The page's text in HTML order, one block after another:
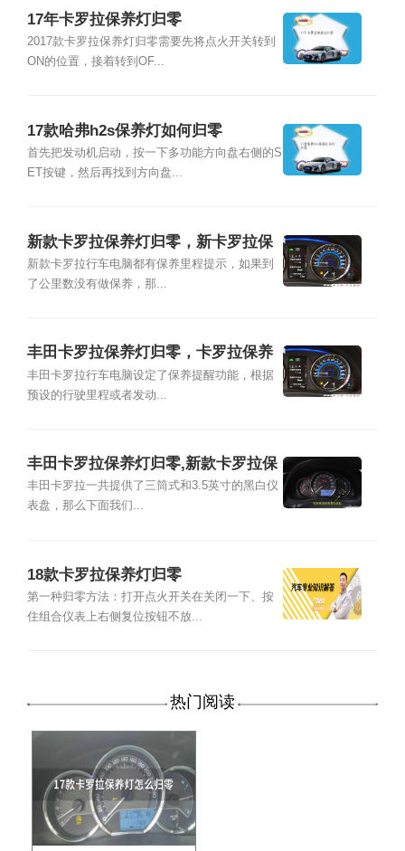
17年卡罗拉保养灯归零
2017款卡罗拉保养灯归零需要先将点火开关转到
ON的位置，接着转到OF...
17款哈弗h2s保养灯如何归零
首先把发动机启动，按一下多功能方向盘右侧的S
ET按键，然后再找到方向盘...
新款卡罗拉保养灯归零，新卡罗拉保
养灯归零
新款卡罗拉行车电脑都有保养里程提示，如果到
了公里数没有做保养，那...
丰田卡罗拉保养灯归零，卡罗拉保养
灯归零方法
丰田卡罗拉行车电脑设定了保养提醒功能，根据
预设的行驶里程或者发动...
丰田卡罗拉保养灯归零,新款卡罗拉保
养灯归零
丰田卡罗拉一共提供了三筒式和3.5英寸的黑白仪
表盘，那么下面我们...
18款卡罗拉保养灯归零
第一种归零方法：打开点火开关在关闭一下、按
住组合仪表上右侧复位按钮不放...
热门阅读